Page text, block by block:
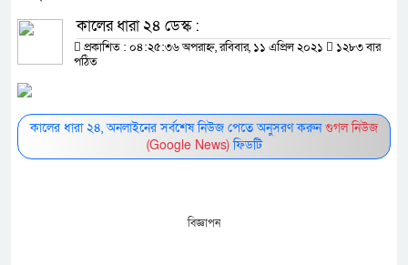
কালের ধারা ২৪ ডেস্ক :
প্রকাশিত : ০৪:২৫:৩৬ অপরাহ্ন, রবিবার, ১১ এপ্রিল ২০২১
১২৮৩ বার
পঠিত
কালের ধারা ২৪, অনলাইনের সর্বশেষ নিউজ পেতে অনুসরণ করুনগুগল নিউজ
(Google News)ফিডটি
বিজ্ঞাপন